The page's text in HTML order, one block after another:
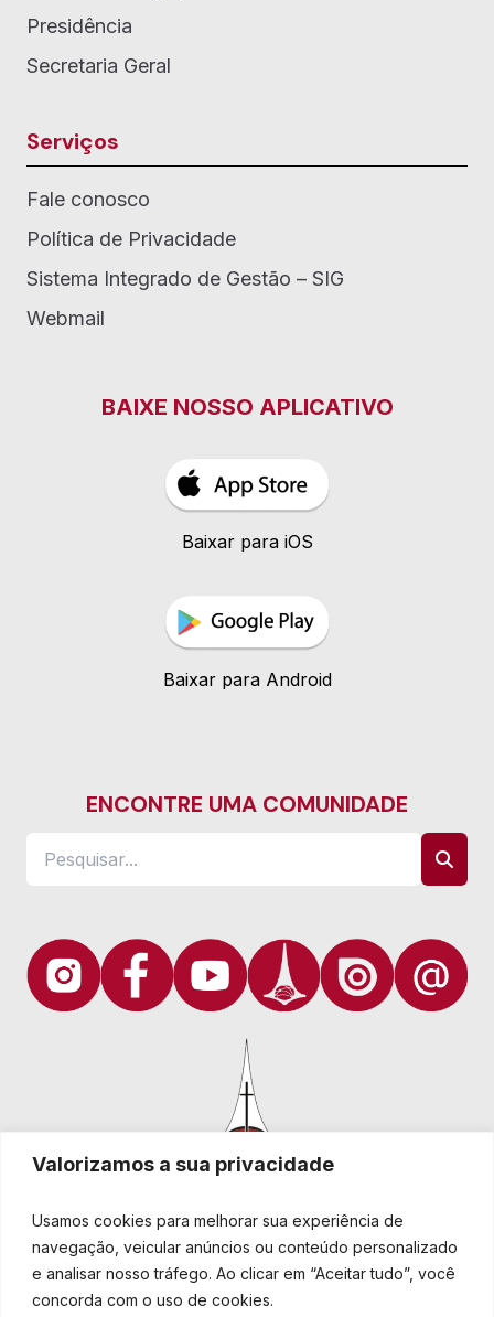
Valorizamos a sua privacidade
Usamos cookies para melhorar sua experiência de
navegação, veicular anúncios ou conteúdo personalizado
e analisar nosso tráfego. Ao clicar em “Aceitar tudo”, você
concorda com o uso de cookies.
Presidência
Secretaria Geral
Serviços
Fale conosco
Política de Privacidade
Sistema Integrado de Gestão – SIG
Webmail
BAIXE NOSSO APLICATIVO
Baixar para iOS
Baixar para Android
ENCONTRE UMA COMUNIDADE
Igreja Evangélica de Confissão Luterana no Brasil
Sede nacional: Rua Senhor dos Passos, 202/4º andar Centro -